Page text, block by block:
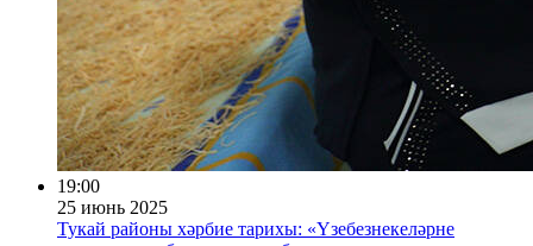
19:00
25 июнь 2025
Тукай районы хәрбие тарихы: «Үзебезнекеләрне